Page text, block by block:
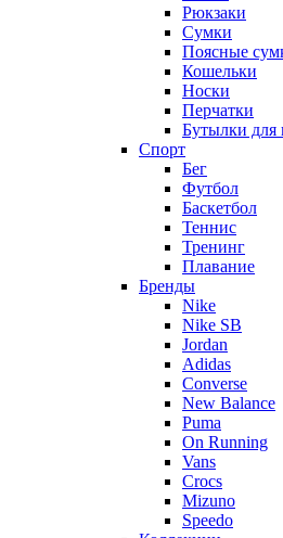
Рюкзаки
Сумки
Поясные
Кошельки
Носки
Перчатки
Бутылки для
Спорт
Бег
Футбол
Баскетбол
Теннис
Тренинг
Плавание
Бренды
Nike
Nike SB
Jordan
Adidas
Converse
New Balance
Puma
On Running
Vans
Crocs
Mizuno
Speedo